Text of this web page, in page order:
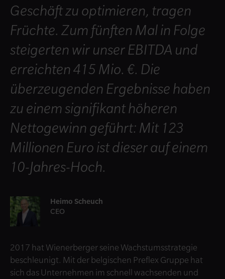
Geschäft zu optimieren, tragen
Früchte. Zum fünften Mal in Folge
steigerten wir unser EBITDA und
erreichten 415 Mio. €. Die
überzeugenden Ergebnisse haben
zu einem signifikant höheren
Nettogewinn geführt: Mit 123
Millionen Euro ist dieser auf einem
10-Jahres-Hoch.
Heimo Scheuch
CEO
2017 hat Wienerberger seine Wachstumsstrategie
beschleunigt. Mit der belgischen Preflex Gruppe hat
sich das Unternehmen im schnell wachsenden und